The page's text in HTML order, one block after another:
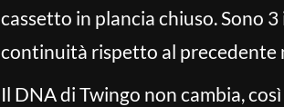
cassetto in plancia chiuso. Sono
continuità rispetto al precedente
Il DNA di Twingo non cambia,